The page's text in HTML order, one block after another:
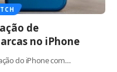
de
no iPhone
do iPhone com…